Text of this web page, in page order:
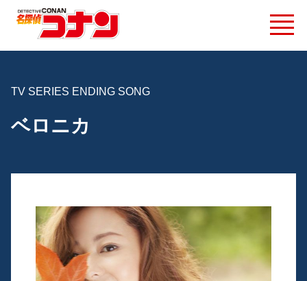
TV SERIES ENDING SONG
ベロニカ